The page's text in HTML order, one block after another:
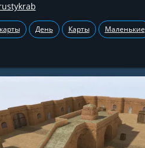
День Карты Маленькие